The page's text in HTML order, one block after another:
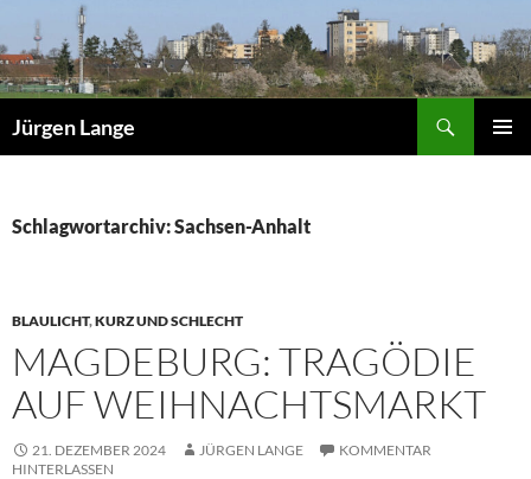
Inhalt
springen
Jürgen Lange
Schlagwortarchiv: Sachsen-Anhalt
BLAULICHT,KURZ UND SCHLECHT
MAGDEBURG: TRAGÖDIE
AUF WEIHNACHTSMARKT
21. DEZEMBER 2024 JÜRGEN LANGE
KOMMENTAR
HINTERLASSEN